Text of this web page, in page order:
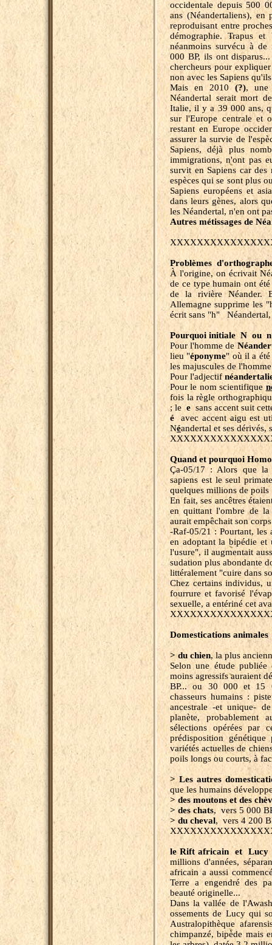
occidentale depuis 500
ans (Néandertaliens),
reproduisant entre
démographie. Trapus
néanmoins survécu à de
000 BP, ils ont
chercheurs pour
non avec les Sapiens
Mais en 2010 (?), une
Néandertal serait mort
Italie, il y a 39 000 ans,
sur l'Europe centrale et
restant en Europe
assurer la survie de
Sapiens, déjà plus
immigrations, n'ont pas
survit en Sapiens car des
espèces qui se sont plus
Sapiens européens et
dans leurs gènes, alors
les Néandertal, n'en ont
Autres métissages de
Problèmes
À l'origine, on écrivait
de ce type humain ont
de la rivière Néander.
Allemagne supprime les
écrit sans "h" Néandertal,
Pourquoi initiale N ou
Pour l'homme de
lieu "éponyme" où il a
les majuscules de
Pour l'adjectif
Pour le nom scientifique
fois la règle
; leesans accent suit
é avec accent aigu est
Néandertal et ses
Quand et pourquoi
Ça-05/17 : Alors que la
sapiens est le seul
quelques millions de poils
En fait, ses ancêtres
en quittant l'ombre de
aurait empêchait son
-Raf-05/21 : Pourtant,
en adoptant la bipédie et
l'usure", il augmentait
sudation plus abondante
littéralement "cuire dans
Chez certains individus,
fourrure et favorisé
sexuelle, a entériné cet
Domestications animales
> du chien, la plus
Selon une étude
moins agressifs auraient
BP... ou 30 000 et 15
chasseurs humains :
ancestrale -et unique-
planète, probablement
sélections opérées par
prédisposition
variétés actuelles de
poils longs ou courts, à
> Les autres
que les humains
> des moutons et des
> des chats, vers 5 000
> du cheval, vers 4 200
le Rift africain et Lucy
millions d'années,
africain a aussi
Terre a engendré des
beauté originelle...
Dans la vallée de
ossements de Lucy qui
Australopithèque
chimpanzé, bipède mais